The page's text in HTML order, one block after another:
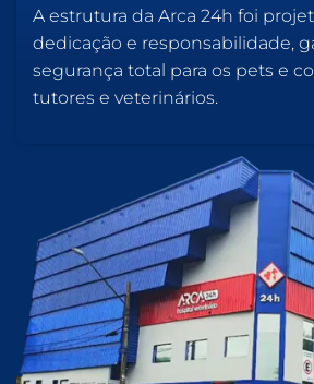
A estrutura da Arca 24h foi
dedicação e responsabilidade,
segurança total para os pets e
tutores e veterinários.